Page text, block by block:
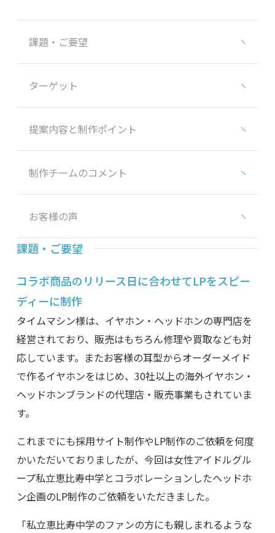
課題・ご要望
ターゲット
提案内容と制作ポイント
制作チームのコメント
お客様の声
課題・ご要望
コラボ商品のリリース日に合わせてLPをスピー
ディーに制作
タイムマシン様は、イヤホン・ヘッドホンの専門店を
経営されており、販売はもちろん修理や買取なども対
応しています。またお客様の耳型からオーダーメイド
で作るイヤホンをはじめ、30社以上の海外イヤホン・
ヘッドホンブランドの代理店・販売事業もされていま
す。
これまでにも採用サイト制作やLP制作のご依頼を何度
かいただいておりましたが、今回は女性アイドルグル
ープ私立恵比寿中学とコラボレーションしたヘッドホ
ン企画のLP制作のご依頼をいただきました。
「私立恵比寿中学のファンの方にも親しまれるような